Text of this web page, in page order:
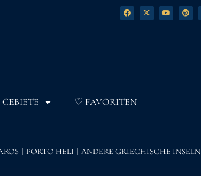
♡ FAVORITEN
PORTO HELI ANDERE GRIECHISCHE INSELN